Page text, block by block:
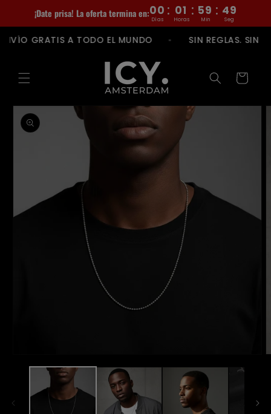
¡Date prisa! La oferta termina en:00 : 01 : 59 : 48
Días Horas Min Seg
directamente
al contenido
TIENDA ENVÍO GRATIS A TODO EL MUNDO
Carrito
información
del
producto
medio
modal